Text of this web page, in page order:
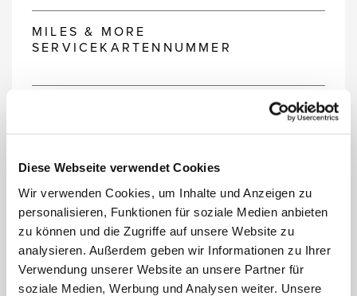
Diese Webseite verwendet Cookies
Wir verwenden Cookies, um Inhalte und Anzeigen zu
personalisieren, Funktionen für soziale Medien anbieten
zu können und die Zugriffe auf unsere Website zu
analysieren. Außerdem geben wir Informationen zu Ihrer
Verwendung unserer Website an unsere Partner für
soziale Medien, Werbung und Analysen weiter. Unsere
MILES & MORE
SERVICEKARTENNUMMER
REISEZEITRAUM
ANZAHL ERWACHSENE